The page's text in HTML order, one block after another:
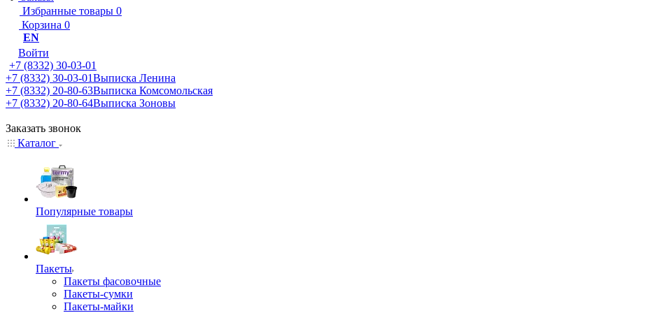
Избранные товары 0
Корзина 0
EN
Войти
+7 (8332) 30-03-01
+7 (8332) 30-03-01Выписка Ленина
+7 (8332) 20-80-63Выписка Комсомольская
+7 (8332) 20-80-64Выписка Зоновы
Заказать звонок
Каталог
Популярные товары
Пакеты
Пакеты фасовочные
Пакеты-сумки
Пакеты-майки